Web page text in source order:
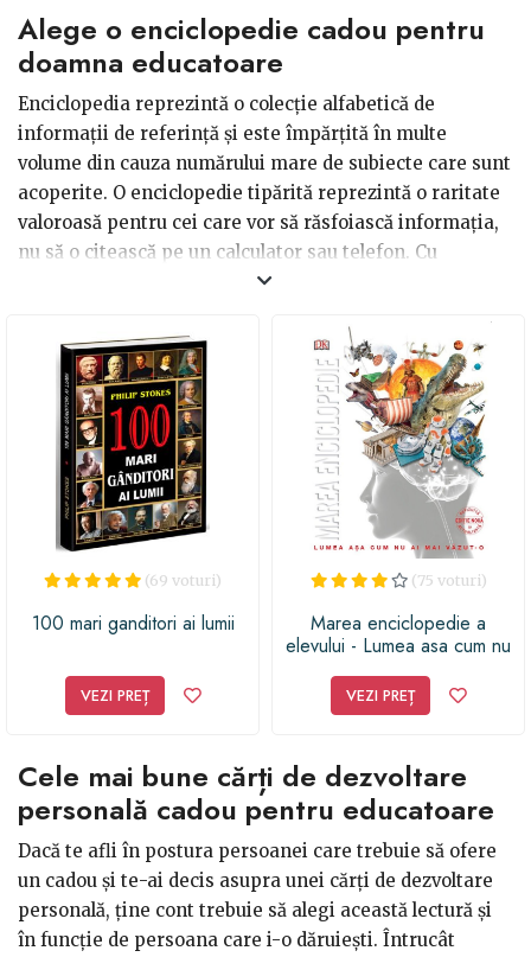
şi se ocupă de nevoile, educarea şi formarea micilor
sufleţele.
Dacă vrei să faci cadou o carte doamnei educatoare, o
poți face din sugestiile noastre, pentru un dar inspirat:
Alege o enciclopedie cadou pentru
doamna educatoare
Enciclopedia reprezintă o colecție alfabetică de
informații de referință și este împărțită în multe
volume din cauza numărului mare de subiecte care sunt
acoperite. O enciclopedie tipărită reprezintă o raritate
valoroasă pentru cei care vor să răsfoiască informația,
nu să o citească pe un calculator sau telefon. Cu
siguranță vei face o impresie bună dăruind o astfel de
enciclopedie în care o faci cadou. Acestea pot fi
generale sau de nișă, motiv pentru care vei găsi
numeroase lucrări care tratează domenii obscure, de
care probabil nu ai auzit.
(69 voturi)
100 mari ganditori ai lumii
VEZI PREȚ
(75 voturi)
Marea enciclopedie a
elevului - Lumea asa cum nu
VEZI PREȚ
Cele mai bune cărți de dezvoltare
personală cadou pentru educatoare
Dacă te afli în postura persoanei care trebuie să ofere
un cadou și te-ai decis asupra unei cărți de dezvoltare
personală, ține cont trebuie să alegi această lectură și
în funcție de persoana care i-o dăruiești. Întrucât